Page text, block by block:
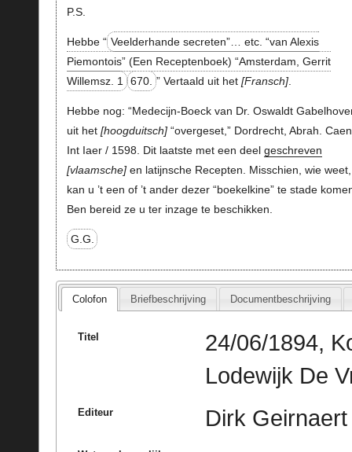
P.S.
Hebbe “ Veelderhande secreten”… etc. “van Alexis
Piemontois” (Een Receptenboek) “Amsterdam, Gerrit
Willemsz. 1
670. ” Vertaald uit het Fransch
Hebbe nog: “Medecijn-Boeck van Dr. Oswaldt
uit het hoogduitsch “overgeset,” Dordrecht, Abrah.
Int Iaer / 1598. Dit laatste met een deel geschreven
vlaamsche en latijnsche Recepten. Misschien, wie weet,
kan u ’t een of ’t ander dezer “boekelkine” te stade
Ben bereid ze u ter inzage te beschikken.
G.G.
Colofon Briefbeschrijving Documentbeschrijving
Titel
24/06/1894,
Lodewijk De
Editeur Dirk Geirnaert